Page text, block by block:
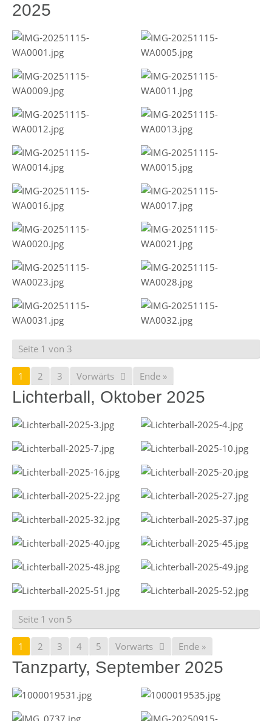
2025
Seite 1 von 3
1 2 3 Vorwärts Ende »
Lichterball, Oktober 2025
Seite 1 von 5
1 2 3 4 5 Vorwärts Ende »
Tanzparty, September 2025